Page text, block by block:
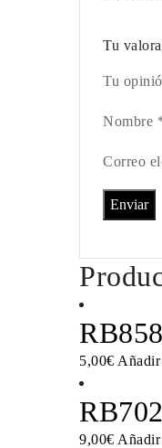
Tu
Tu
Nombre
Correo
5,00€
9,00€